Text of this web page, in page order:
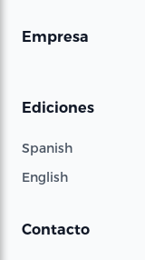
Empresa
Ediciones
Spanish
English
Contacto